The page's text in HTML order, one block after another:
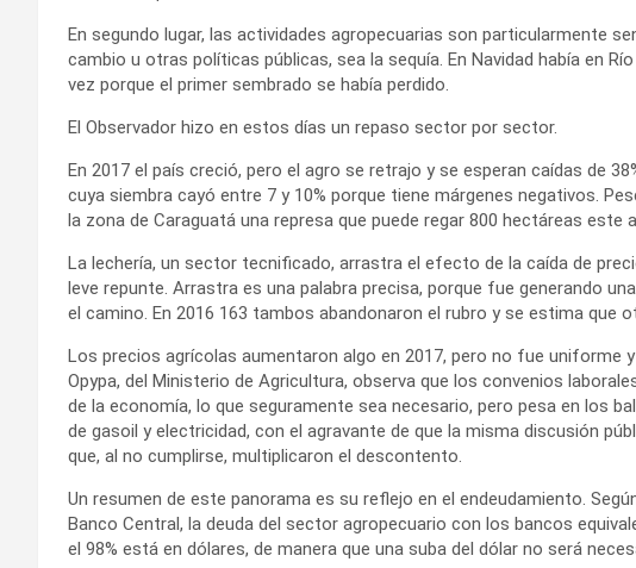
En segundo lugar, las actividades agropecuarias son particularmente
cambio u otras políticas públicas, sea la sequía. En Navidad había en
vez porque el primer sembrado se había perdido.
El Observador hizo en estos días un repaso sector por sector.
En 2017 el país creció, pero el agro se retrajo y se esperan caídas de
cuya siembra cayó entre 7 y 10% porque tiene márgenes negativos.
la zona de Caraguatá una represa que puede regar 800 hectáreas este
La lechería, un sector tecnificado, arrastra el efecto de la caída de
leve repunte. Arrastra es una palabra precisa, porque fue generando
el camino. En 2016 163 tambos abandonaron el rubro y se estima que
Los precios agrícolas aumentaron algo en 2017, pero no fue uniforme
Opypa, del Ministerio de Agricultura, observa que los convenios
de la economía, lo que seguramente sea necesario, pero pesa en los
de gasoil y electricidad, con el agravante de que la misma discusión
que, al no cumplirse, multiplicaron el descontento.
Un resumen de este panorama es su reflejo en el endeudamiento.
Banco Central, la deuda del sector agropecuario con los bancos
el 98% está en dólares, de manera que una suba del dólar no será